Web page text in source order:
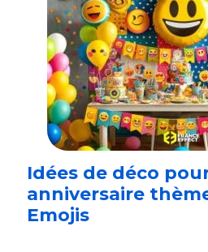
Idées de déco
anniversaire
Emojis